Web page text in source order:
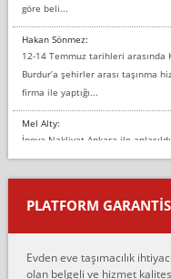
göre beli...
Hakan Sönmez:
12-14 Temmuz tarihleri arasında
Burdur’a şehirler arası taşınma
firma ile yaptığı...
Mel Alty:
İnova Nakliyat Ankara ile anlaşıldı
Salon duvarına bir baktım birisi
yapıştırm...
Murat:
çalıştıklarını, müş...
PLATFORM
Evden eve taşımacılık
olan belgeli ve hizmet